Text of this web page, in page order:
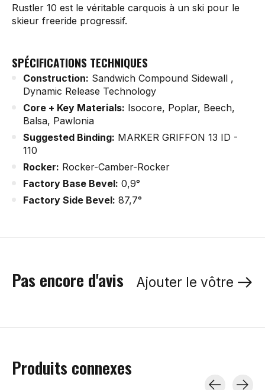
Rustler 10 est le véritable carquois à un ski pour le
skieur freeride progressif.
SPÉCIFICATIONS TECHNIQUES
Construction: Sandwich Compound Sidewall ,
Dynamic Release Technology
Core + Key Materials: Isocore, Poplar, Beech,
Balsa, Pawlonia
Suggested Binding: MARKER GRIFFON 13 ID -
110
Rocker: Rocker-Camber-Rocker
Factory Base Bevel: 0,9°
Factory Side Bevel: 87,7°
Pas encore d'avis Ajouter le vôtre
Produits connexes